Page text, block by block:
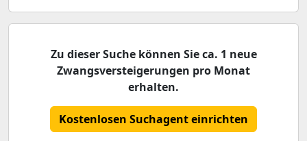
Zu dieser Suche können Sie ca. 1 neue
Zwangsversteigerungen pro Monat
erhalten.
Kostenlosen Suchagent einrichten